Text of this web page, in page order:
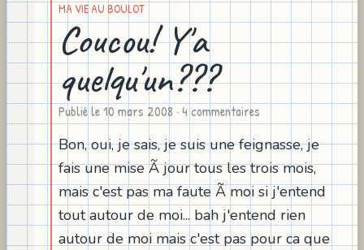
MA VIE AU BOULOT
Coucou! Y'a
quelqu'un???
Publié le10 mars 2008 · 4 commentaires
Bon, oui, je sais, je suis une feignasse, je
fais une mise Ã jour tous les trois mois,
mais c'est pas ma faute Ã moi si j'entend
tout autour de moi... bah j'entend rien
autour de moi mais c'est pas pour ca que